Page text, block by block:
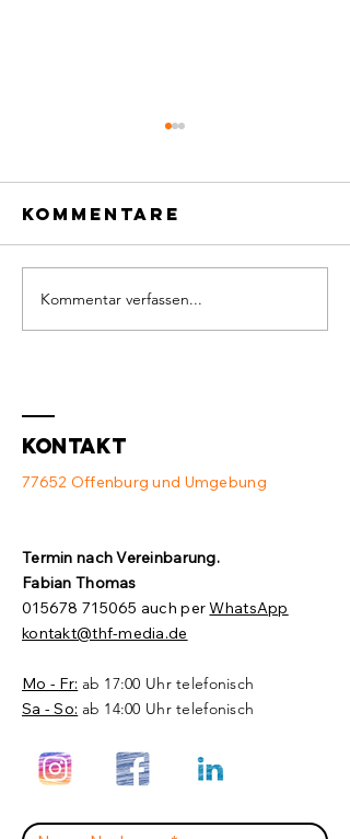
Defekter
Switch und
Kommentare
Kommentar verfassen...
Kontakt
77652 Offenburg und Umgebung
Termin nach Vereinbarung.​
Fabian Thomas
015678 715065 auch perWhatsApp
kontakt@thf-media.de
Mo - Fr: ab 17:00 Uhr telefonisch
Sa - So: ab 14:00 Uhr telefonisch